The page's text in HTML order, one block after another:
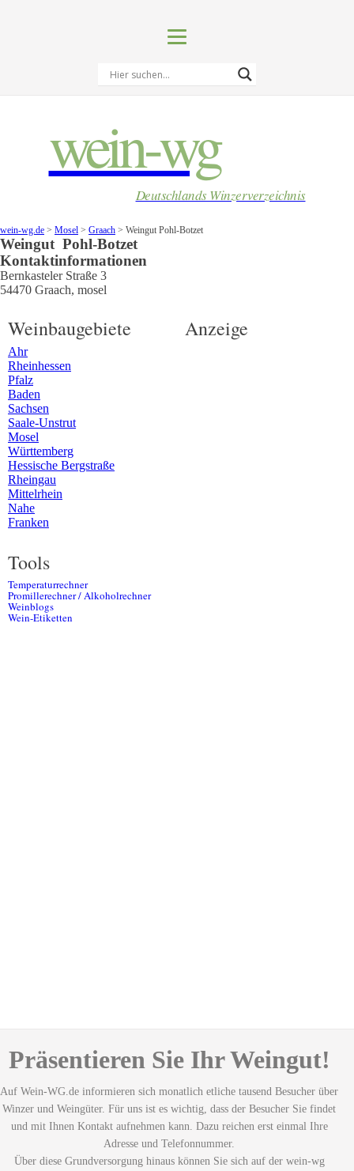
wein-wg
Deutschlands Winzerverzeichnis
wein-wg.de > Mosel > Graach > Weingut Pohl-Botzet
Weingut Pohl-Botzet
Kontaktinformationen
Bernkasteler Straße 3
54470 Graach, mosel
Weinbaugebiete
Ahr
Rheinhessen
Pfalz
Baden
Sachsen
Saale-Unstrut
Mosel
Württemberg
Hessische Bergstraße
Rheingau
Mittelrhein
Nahe
Franken
Tools
Temperaturrechner
Promillerechner / Alkoholrechner
Weinblogs
Wein-Etiketten
Anzeige
Präsentieren Sie Ihr Weingut!
Auf Wein-WG.de informieren sich monatlich etliche tausend Besucher über
Winzer und Weingüter. Für uns ist es wichtig, dass der Besucher Sie findet
und mit Ihnen Kontakt aufnehmen kann. Dazu reichen erst einmal Ihre
Adresse und Telefonnummer.
Über diese Grundversorgung hinaus können Sie sich auf der wein-wg